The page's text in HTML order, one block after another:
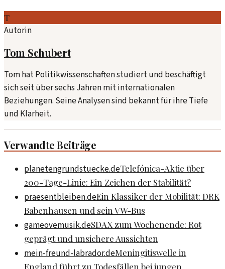
T
Autorin
Tom Schubert
Tom hat Politikwissenschaften studiert und beschäftigt
sich seit über sechs Jahren mit internationalen
Beziehungen. Seine Analysen sind bekannt für ihre Tiefe
und Klarheit.
Verwandte Beiträge
planetengrundstuecke.deTelefónica-Aktie über
200-Tage-Linie: Ein Zeichen der Stabilität?
praesentbleiben.deEin Klassiker der Mobilität: DRK
Babenhausen und sein VW-Bus
gameovemusik.deSDAX zum Wochenende: Rot
geprägt und unsichere Aussichten
mein-freund-labrador.deMeningitiswelle in
England führt zu Todesfällen bei jungen